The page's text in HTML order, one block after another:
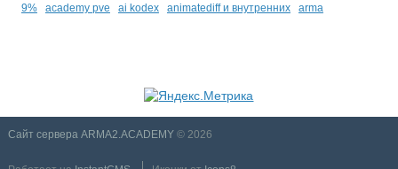
9%
academy pve ai kodex animatediff и внутренних arma
Сайт сервера ARMA2.ACADEMY© 2026